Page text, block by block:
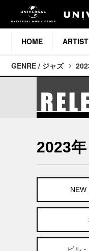
HOME ARTIST
GENRE / ジャズ
2023
NEW